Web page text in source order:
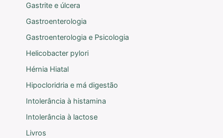
Gastrite e úlcera
Gastroenterologia
Gastroenterologia e Psicologia
Helicobacter pylori
Hérnia Hiatal
Hipocloridria e má digestão
Intolerância à histamina
Intolerância à lactose
Livros